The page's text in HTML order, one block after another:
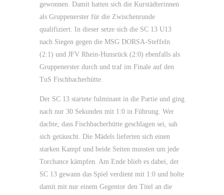
gewonnen. Damit hatten sich die Kurstädterinnen
als Gruppenerster für die Zwischenrunde
qualifiziert. In dieser setze sich die SC 13 U13
nach Siegen gegen die MSG DORSA-Steffeln
(2:1) und JFV Rhein-Hunsrück (2:0) ebenfalls als
Gruppenerster durch und traf im Finale auf den
TuS Fischbacherhütte.
Der SC 13 startete fulminant in die Partie und ging
nach nur 30 Sekunden mit 1:0 in Führung. Wer
dachte, dass Fischbacherhütte geschlagen sei, sah
sich getäuscht. Die Mädels lieferten sich einen
starken Kampf und beide Seiten mussten um jede
Torchance kämpfen. Am Ende blieb es dabei, der
SC 13 gewann das Spiel verdient mit 1:0 und holte
damit mit nur einem Gegentor den Titel an die